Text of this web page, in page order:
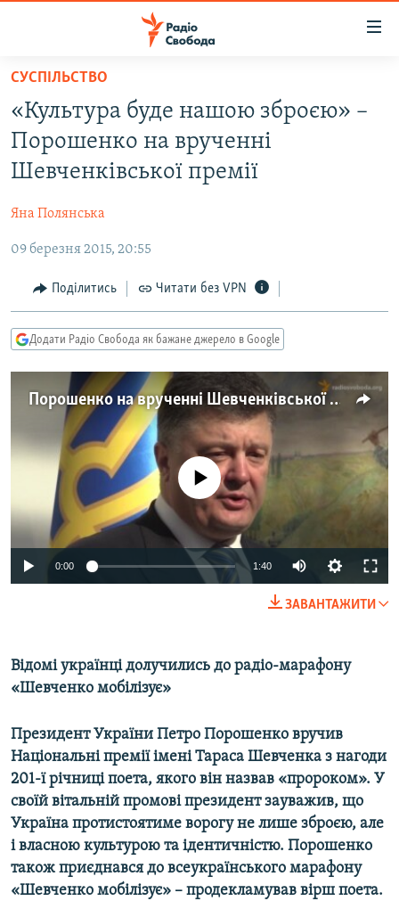
Перейти
основного
матеріалу
Перейти
до
основної
Перейти
пошуку
РАДІО СВОБОДА – 70 РОКІВ
ВСЕ ЗА ДОБУ
СТАТТІ
СУСПІЛЬСТВО
КУЛЬТУРА
УКРАЇНА
РОСІЙСЬКА «ФІЛЬТРАЦІЯ»
ДОНБАС.РЕАЛІЇ
КРИМ.РЕАЛІЇ
СХЕМИ
КИТАЙ.ВИКЛИКИ
МУЛЬТИМЕДІА
ФОТО
СПЕЦПРОЄКТИ
ПОДКАСТИ
КРИМ РЕАЛІЇ
РУС
ДОЛУЧАЙСЯ!
Усі сайти RFE/RL
СУСПІЛЬСТВО
«Культура буде нашою зброєю» –
Порошенко на врученні
Шевченківської премії
Яна Полянська
09 березня 2015, 20:55
Поділитись Читати без VPN
Додати Радіо Свобода як бажане джерело в Google
Порошенко на врученні Шевченківської премії: «Культура стане зброєю для перемоги»
No media source currently available
0:00 1:40
ЗАВАНТАЖИТИ
Відомі українці долучились до радіо-марафону
«Шевченко мобілізує»
Президент України Петро Порошенко вручив
Національні премії імені Тараса Шевченка з нагоди
201-ї річниці поета, якого він назвав «пророком». У
своїй вітальній промові президент зауважив, що
Україна протистоятиме ворогу не лише зброєю, але
і власною культурою та ідентичністю. Порошенко
також приєднався до всеукраїнського марафону
«Шевченко мобілізує» – продекламував вірш поета.